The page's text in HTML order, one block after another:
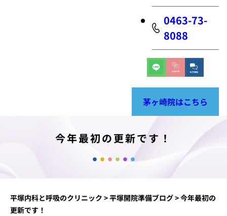
0463-73-
8088
茅ヶ崎院はこちら
今年最初の更新です！
平塚内科と呼吸のクリニック >平塚開院準備ブログ>今年最初の
更新です！